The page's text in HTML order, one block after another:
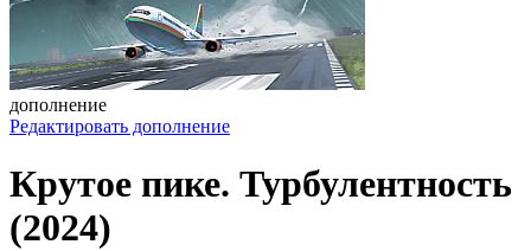
дополнение
Редактировать дополнение
Крутое пике. Турбулентность
(2024)